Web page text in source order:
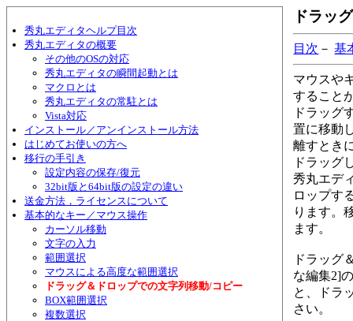
秀丸エディタヘルプ目次
秀丸エディタの概要
その他のOSの対応
秀丸エディタの瞬間起動とは
マクロとは
秀丸エディタの常駐とは
Vista対応
インストール／アンインストール方法
はじめてお使いの方へ
移行の手引き
設定内容の保存/復元
32bit版と64bit版の設定の違い
送金方法，ライセンスについて
基本的なキー／マウス操作
カーソル移動
文字の入力
範囲選択
マウスによる高度な範囲選択
ドラッグ＆ドロップでの文字列移動/コピー
BOX範囲選択
複数選択
ドラッ
目次 －基
マウスや
すること
ドラッグ
置に移動
離すとき
ドラッグ
秀丸エデ
ロップす
ります。
ます。
ドラッグ
な編集2]
と、ドラ
さい。